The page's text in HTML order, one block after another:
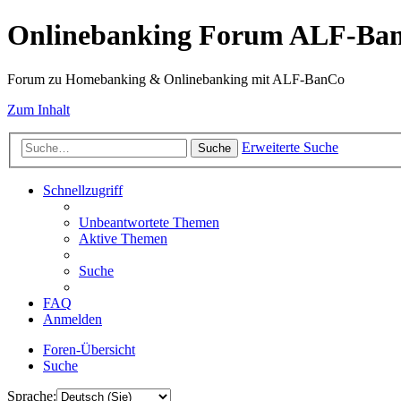
Onlinebanking Forum ALF-
Forum zu Homebanking & Onlinebanking mit ALF-BanCo
Zum Inhalt
Suche Erweiterte Suche
Schnellzugriff
Unbeantwortete Themen
Aktive Themen
Suche
FAQ
Anmelden
Foren-Übersicht
Suche
Sprache: